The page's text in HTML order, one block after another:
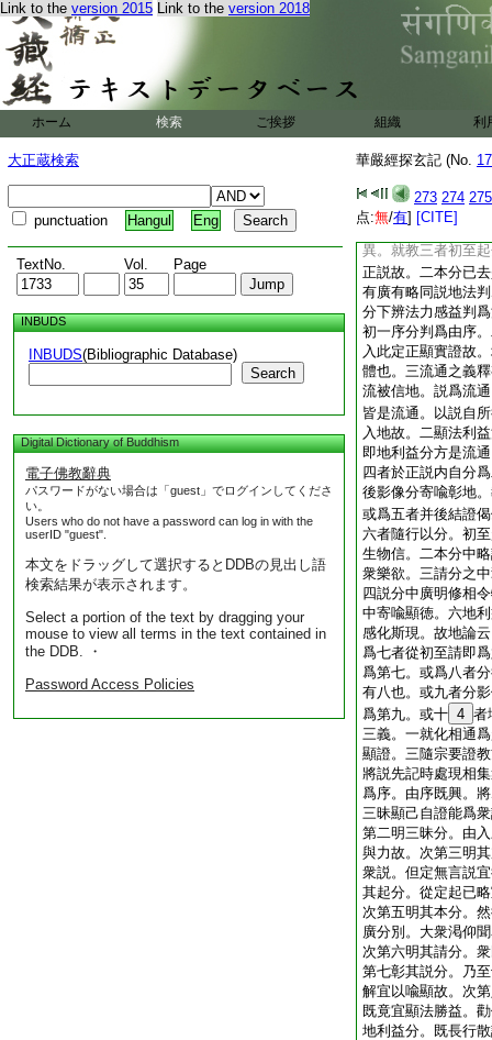
Link to the version 2015 Link to the version 2018
ホーム 検索 ご挨拶 組織 利
大正蔵検索
punctuation Hangul Eng
TextNo. Vol. Page
INBUDS
INBUDS(Bibliographic Database)
Search
Digital Dictionary of Buddhism
電子佛教辭典
パスワードがない場合は「guest」でログインしてくださ
い。
Users who do not have a password can log in with the
userID "guest".
本文をドラッグして選択するとDDBの見出し語
検索結果が表示されます。
Select a portion of the text by dragging your
mouse to view all terms in the text contained in
the DDB. ・
Password Access Policies
華嚴經探玄記 (No.
273 274 275
点:無/有] [CITE]
二。初九品明縁修
果。初中亦二。先
明果位徳現。就前
其證位。後五品明
此界所説十地。後
地。就前此方所説
或三四五乃至於十
謂總是一十地法門
後動地雨華等明感
正流通。此中所辨
異。就教三者初至
正説故。二本分已
有廣有略同説地法
分下辨法力感益判
初一序分判爲由序
入此定正顯實證故
體也。三流通之義
流被信地。説爲流
皆是流通。以説自
入地故。二顯法利
即地利益分方是流
四者於正説内自分
後影像分寄喩彰地
或爲五者并後結證
六者隨行以分。初
生物信。二本分中
衆樂欲。三請分之
四説分中廣明修相
中寄喩顯徳。六地
感化斯現。故地論
爲七者從初至請即
爲第七。或爲八者
有八也。或九者分
爲第九。或十 4 者
三義。一就化相通
顯證。三隨宗要證
將説先記時處現相
爲序。由序既興。
三昧顯己自證能爲
第二明三昧分。由
與力故。次第三明
衆説。但定無言説
其起分。從定起已
次第五明其本分。
廣分別。大衆渇仰
次第六明其請分。
第七彰其説分。乃
解宜以喩顯故。次
既竟宜顯法勝益。
地利益分。既長行